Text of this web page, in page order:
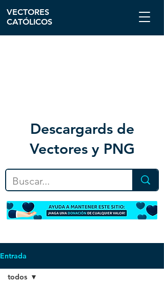
Descargards de
Vectores y PNG
VECTORES
CATÓLICOS
Entrada
todos